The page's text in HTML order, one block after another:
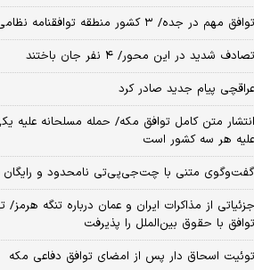
مهم در جده/ ۳ کشور منطقه توافقنامه نظامی امضا می‌کنند
شدید در این محور/ ۴ نفر جان باختند
پیام جدید صادر کرد
متن کامل توافق مکه/ حمله مسلحانه علیه
هر سه کشور است
متنی با چت‌جی‌پی‌تی نامحدود و رایگان
از مذاکرات ایران و عمان درباره تنگه هرمز/
با حقوق بین‌الملل را پذیرفت
اسحاق دار پس از امضای توافق دفاعی مکه